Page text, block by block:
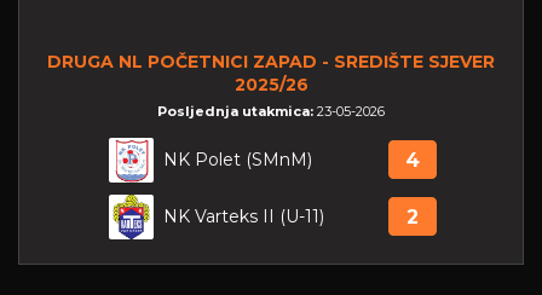
DRUGA NL POČETNICI ZAPAD - SREDIŠTE SJEVER
2025/26
Posljednja utakmica: 23-05-2026
NK Polet (SMnM) 4
NK Varteks II (U-11) 2